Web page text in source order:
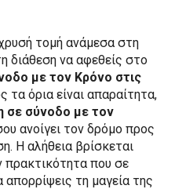
τομή ανάμεσα στη
διάθεση να αφεθείς στο
με τον Κρόνο στις
τα όρια είναι απαραίτητα,
σε σύνοδο με τον
ανοίγει τον δρόμο προς
Η αλήθεια βρίσκεται
πρακτικότητα που σε
τη μαγεία της